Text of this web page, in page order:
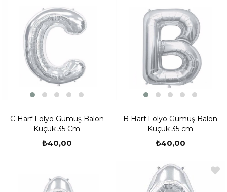
C Harf Folyo Gümüş Balon
Küçük 35 Cm
₺40,00
B Harf Folyo Gümüş Balon
Küçük 35 cm
₺40,00